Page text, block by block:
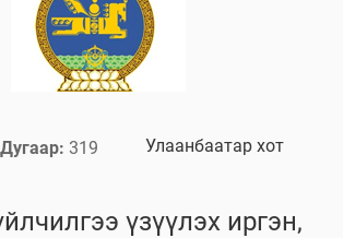
Дугаар: 319 Улаанбаатар хот
үзүүлэх иргэн,